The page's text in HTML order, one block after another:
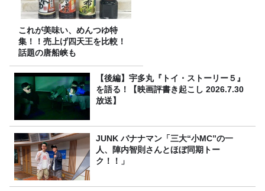
これが美味い、めんつゆ特
集！！売上げ四天王を比較！
話題の唐船峡も
【後編】宇多丸『トイ・ストーリー５』
を語る！【映画評書き起こし 2026.7.30
放送】
JUNK バナナマン「三大“小MC”の一
人、陣内智則さんとほぼ同期トー
ク！！」